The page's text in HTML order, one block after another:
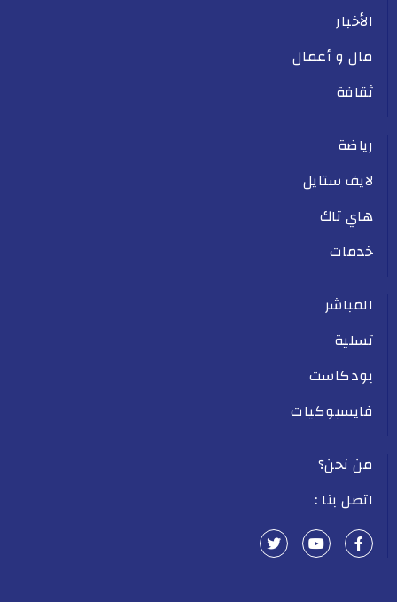
الأخبار
مال و أعمال
ثقافة
رياضة
لايف ستايل
هاي تاك
خدمات
المباشر
تسلية
بودكاست
فايسبوكيات
من نحن؟
اتصل بنا :